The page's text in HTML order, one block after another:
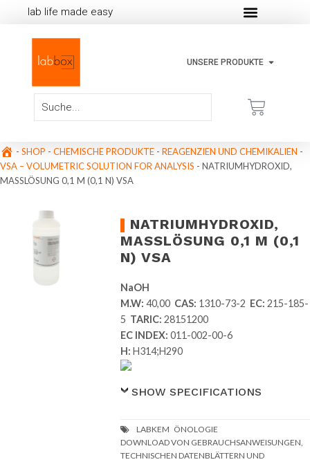
lab life made easy
UNSERE PRODUKTE
- SHOP - CHEMISCHE PRODUKTE - REAGENZIEN UND CHEMIKALIEN -
VSA – VOLUMETRIC SOLUTION FOR ANALYSIS - NATRIUMHYDROXID,
MASSLÖSUNG 0,1 M (0,1 N) VSA
NATRIUMHYDROXID,
MASSLÖSUNG 0,1 M (0,1 N
) VSA
NaOH
M.W:40,00 CAS: 1310-73-2 EC:215-185-
5 TARIC:28151200
EC INDEX:011-002-00-6
H: H314;H290
SHOW SPECIFICATIONS
DOWNLOAD VON GEBRAUCHSANWEISUNGEN,
TECHNISCHEN DATENBLÄTTERN UND